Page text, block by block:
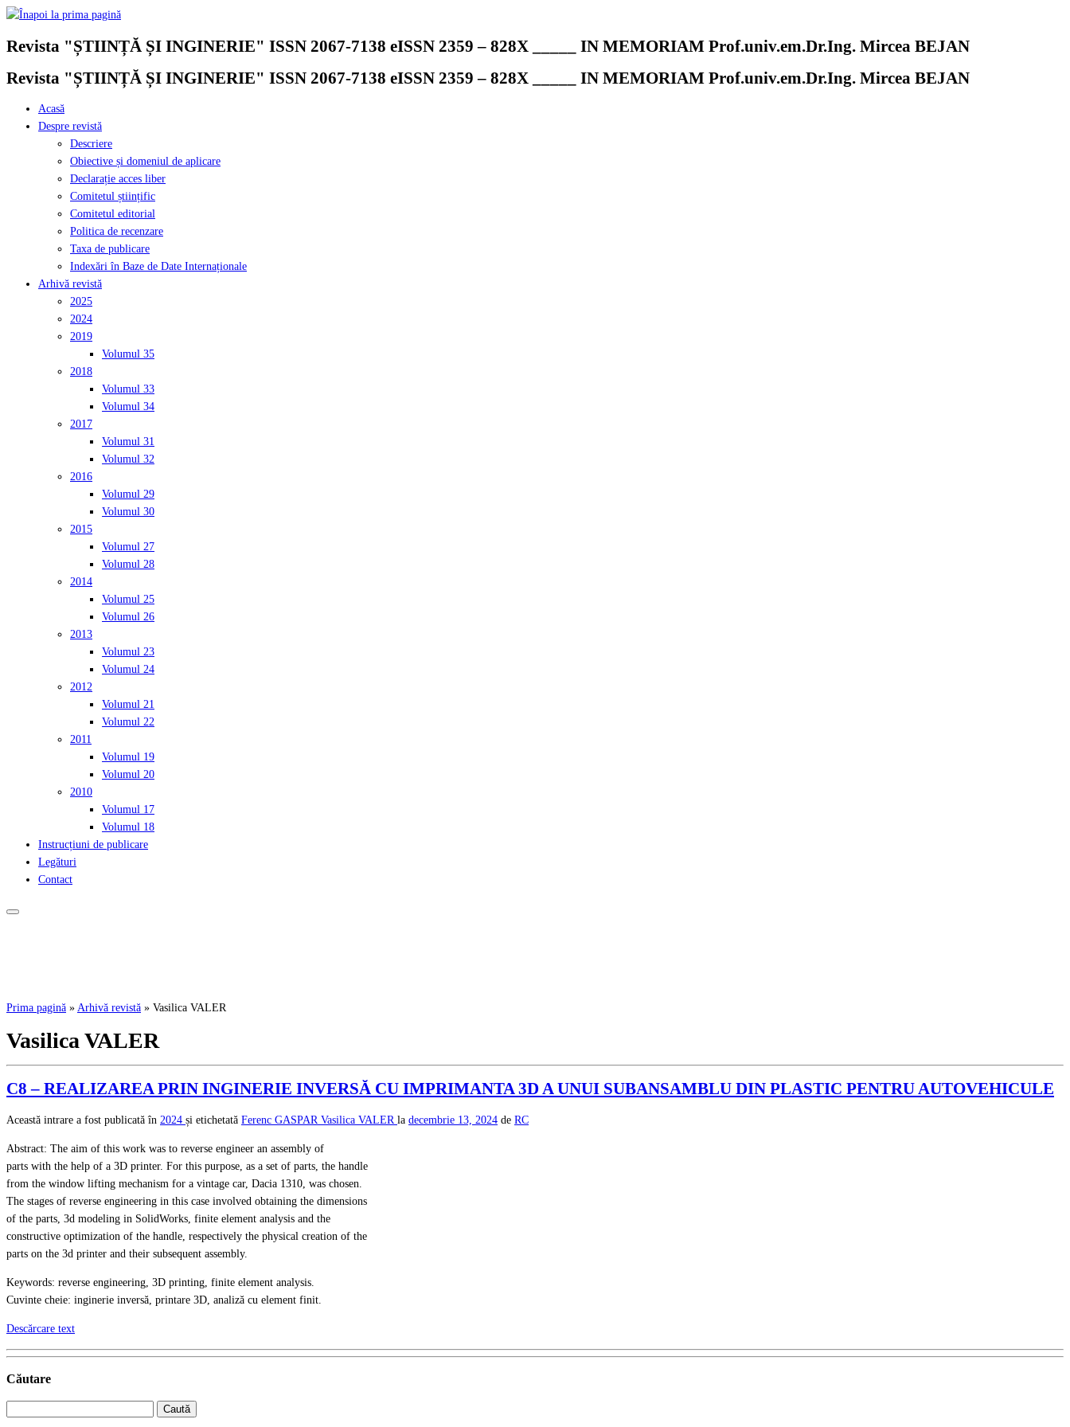
Skip
content
Revista "ȘTIINȚĂ ȘI INGINERIE" ISSN 2067-7138 eISSN 2359 – 828X _____ IN MEMORIAM Prof.univ.em.Dr.Ing. Mircea BEJAN
Revista "ȘTIINȚĂ ȘI INGINERIE" ISSN 2067-7138 eISSN 2359 – 828X _____ IN MEMORIAM Prof.univ.em.Dr.Ing. Mircea BEJAN
Acasă
Despre revistă
Descriere
Obiective și domeniul de aplicare
Declarație acces liber
Comitetul științific
Comitetul editorial
Politica de recenzare
Taxa de publicare
Indexări în Baze de Date Internaționale
Arhivă revistă
2025
2024
2019
Volumul 35
2018
Volumul 33
Volumul 34
2017
Volumul 31
Volumul 32
2016
Volumul 29
Volumul 30
2015
Volumul 27
Volumul 28
2014
Volumul 25
Volumul 26
2013
Volumul 23
Volumul 24
2012
Volumul 21
Volumul 22
2011
Volumul 19
Volumul 20
2010
Volumul 17
Volumul 18
Instrucțiuni de publicare
Legături
Contact
Prima pagină » Arhivă revistă » Vasilica VALER
Vasilica VALER
C8 – REALIZAREA PRIN INGINERIE INVERSĂ CU IMPRIMANTA 3D A UNUI SUBANSAMBLU DIN PLASTIC PENTRU AUTOVEHICULE
Această intrare a fost publicată în 2024 și etichetată Ferenc GASPAR Vasilica VALER la decembrie 13, 2024 de RC
Abstract: The aim of this work was to reverse engineer an assembly of
parts with the help of a 3D printer. For this purpose, as a set of parts, the handle
from the window lifting mechanism for a vintage car, Dacia 1310, was chosen.
The stages of reverse engineering in this case involved obtaining the dimensions
of the parts, 3d modeling in SolidWorks, finite element analysis and the
constructive optimization of the handle, respectively the physical creation of the
parts on the 3d printer and their subsequent assembly.
Keywords: reverse engineering, 3D printing, finite element analysis.
Cuvinte cheie: inginerie inversă, printare 3D, analiză cu element finit.
Descărcare text
Căutare